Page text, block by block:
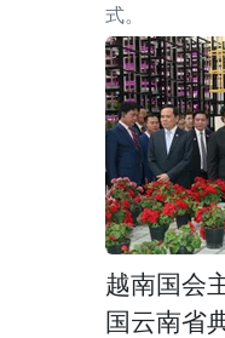
式。
越南国会
国云南省